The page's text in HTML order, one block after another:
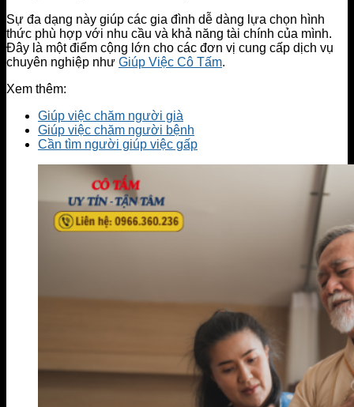
Sự đa dạng này giúp các gia đình dễ dàng lựa chọn hình
thức phù hợp với nhu cầu và khả năng tài chính của mình.
Đây là một điểm cộng lớn cho các đơn vị cung cấp dịch vụ
chuyên nghiệp như Giúp Việc Cô Tấm.
Xem thêm:
Giúp việc chăm người già
Giúp việc chăm người bệnh
Cần tìm người giúp việc gấp